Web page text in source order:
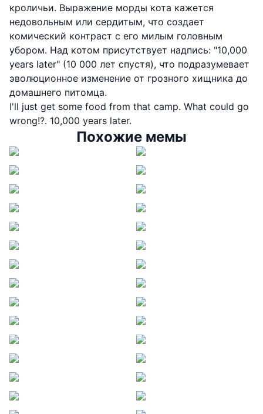
кроличьи. Выражение морды кота кажется
недовольным или сердитым, что создает
комический контраст с его милым головным
убором. Над котом присутствует надпись: "10,000
years later" (10 000 лет спустя), что подразумевает
эволюционное изменение от грозного хищника до
домашнего питомца.
I'll just get some food from that camp. What could go
wrong!?. 10,000 years later.
Похожие мемы